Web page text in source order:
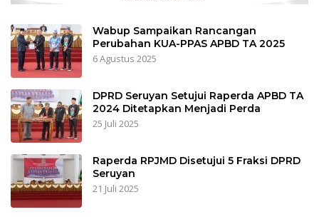
Wabup Sampaikan Rancangan
Perubahan KUA-PPAS APBD TA 2025
6 Agustus 2025
DPRD Seruyan Setujui Raperda APBD TA
2024 Ditetapkan Menjadi Perda
25 Juli 2025
Raperda RPJMD Disetujui 5 Fraksi DPRD
Seruyan
21 Juli 2025